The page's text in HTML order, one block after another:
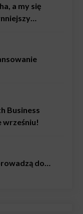
a my się
choroby
Business
wrześniu!
do…